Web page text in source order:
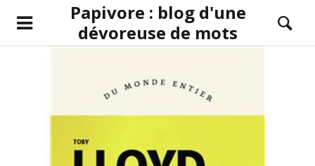
Papivore : blog d'une
dévoreuse de mots